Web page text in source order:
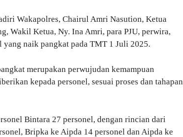
Wakapolres, Chairul Amri Nasution, Ketua
Wakil Ketua, Ny. Ina Amri, para PJU, perwira,
yang naik pangkat pada TMT 1 Juli 2025.
merupakan perwujudan kemampuan
kepada personel, sesuai proses dan tahapan
Bintara 27 personel, dengan rincian dari
Bripka ke Aipda 14 personel dan Aipda ke